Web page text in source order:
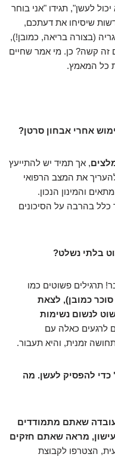
לעשן", תגידו "אני בוחר
שיסיחו את דעתכם,
(בצורה בריאה, כמובן!),
זה קשה? כן. מי אמר שחיים
כל המאמץ.
אחרי אבחון סרטן?
, אך תמיד יש להתייעץ
את המצב הרפואי
והמינון הנכון.
כלל בהרבה על הסיכונים
בלתי נשלט?
תרגילים פשוטים כמו
כמובן), לצאת
לנשום נשימות
לרגעים כאלה עם
זמנית, והיא תעבור.
להפסיק לעשן. מה
שאתם מתמודדים
מראה שאתם חזקים
הצטרפו לקבוצת